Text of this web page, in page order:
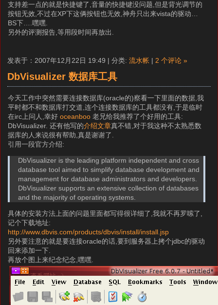
支持差一点的就是快捷键了,音量的快捷键没问题,但是背光调节的
按钮无效,不过在XP下这俩按钮也无效,神舟只出来vista的驱动…
BS下….嘿嘿.
另外的评测报告,等用段时间再放出.
发表于：2007年12月22日 19:49 | 分类: 流水帐 | 2 个评论 »
DbVisualizer 数据库工具
今天工作中突然需要连接数据库(oracle的)察看一下里面的数据,我
平时都不和数据库打交道,连个连接数据库的工具都没有,于是临时
在irc上问人,幸好oceanboo 老兄给我推荐了个好用的工具:
DbVisualizer. 还有他写的介绍文章真不错,对于我这种不太熟悉数
据库的人来说很有帮助,真是谢谢了.
引用一段官方介绍:
DbVisualizer is the leading platform independent and cross
database tool aimed to simplify database development and
management for database administrators and developers.
DbVisualizer supports an extensive collection of databases
and the majority of operating systems.
具体的安装方法上面的问题里面都写得很详细了,我就不再罗嗦了,
记个下载地址:
http://www.dbvis.com/products/dbvis/install/install.jsp
另外要注意的就是要连接oracle的话,要到服务器上拷个jdbc的驱动
回来添加一下.
再放个图上来纪念纪念,嘿嘿.